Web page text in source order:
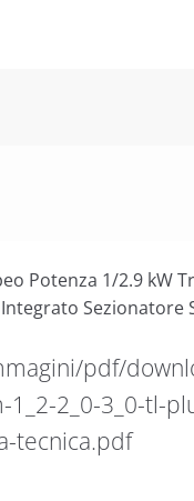
Potenza 1/2.9 kW
Sezionatore
pdf/
2_0-3_0-tl-
tecnica.pdf